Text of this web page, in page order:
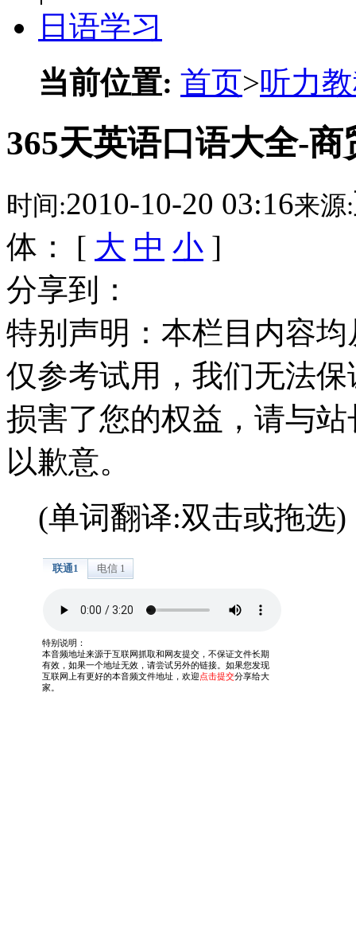
日语学习
当前位置: 首页>听力
365天英语口语大全-
时间:2010-10-20 03:16来源:
体： [ 大 中 小 ]
分享到：
特别声明：本栏目内容
仅参考试用，我们无法
损害了您的权益，请与
以歉意。
(单词翻译:双击或拖选)